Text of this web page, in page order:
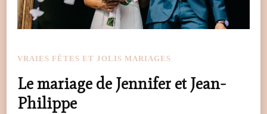
VRAIES FÊTES ET JOLIS MARIAGES
Le mariage de Jennifer et Jean-
Philippe